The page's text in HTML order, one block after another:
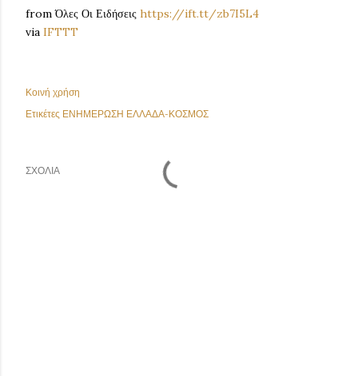
from Όλες Οι Ειδήσεις https://ift.tt/zb7I5L4
via IFTTT
Κοινή χρήση
Ετικέτες ΕΝΗΜΕΡΩΣΗ ΕΛΛΑΔΑ-ΚΟΣΜΟΣ
ΣΧΌΛΙΑ